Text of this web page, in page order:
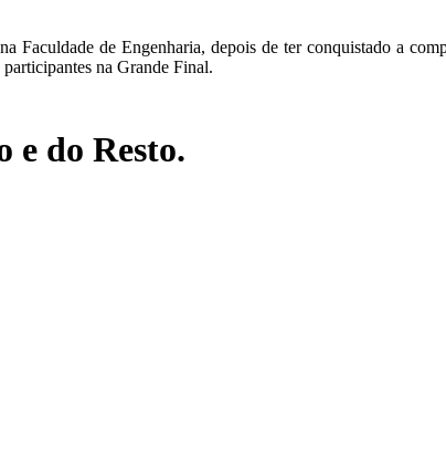
Faculdade de Engenharia, depois de ter conquistado a
na Grande Final.
e do Resto.